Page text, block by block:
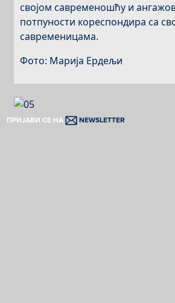
својом савременошћу и
потпуности кореспондира са
савременицама.
Фото: Марија Ердељи
ПРИЈАВИ СЕ НА NEWSLETTER